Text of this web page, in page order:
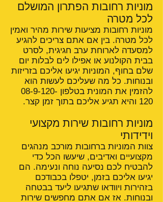
מוניות רחובות הפתרון המושלם
לכל מטרה
מוניות רחובות מציעות שירות מהיר ואמין
לכל מטרה. בין אם אתם צריכים להגיע
למסעדה לארוחת ערב חגיגית, לסרט
בבית הקולנוע או אפילו לים לבלות יום
שלם בחוף, המוניות יגיעו אליכם בזריזות
ובנוחות. כל מה שעליכם לעשות הוא
להזמין את המונית בטלפון 08-9-120-
120 והיא תגיע אליכם בתוך זמן קצר.
מוניות רחובות שירות מקצועי
וידידותי
צוות המוניות ברחובות מורכב מנהגים
מקצועיים ואדיבים, שיעשו הכל כדי
להבטיח לכם נסיעה נוחה ונעימה. הם
יגיעו אליכם בזמן, יטפלו בכבודכם
בזהירות ויוודאו שתגיעו ליעד בבטחה
ובנוחות. אז אם אתם מחפשים שירות